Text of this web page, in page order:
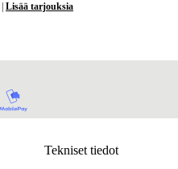
Lisää tarjouksia
Tekniset tiedot